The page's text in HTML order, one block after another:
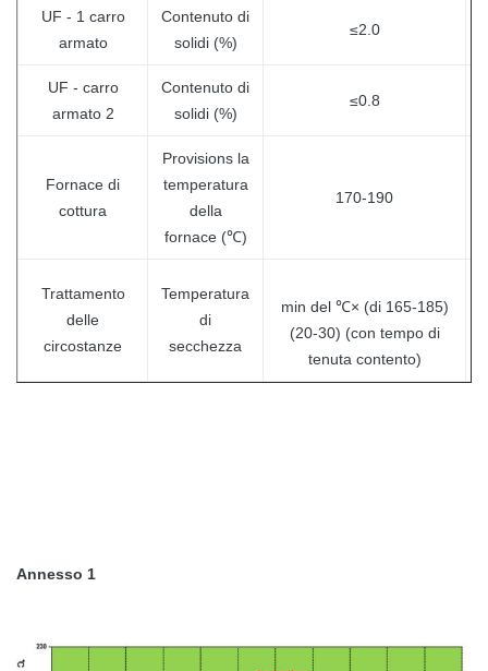
UF - 1 carro
armato
Contenuto di
solidi (%)
≤2.0
UF - carro
armato 2
Contenuto di
solidi (%)
≤0.8
Fornace di
cottura
Provisions la
temperatura
della
fornace (℃)
170-190
Trattamento
delle
circostanze
Temperatura
di
secchezza
min del ℃× (di 165-185)
(20-30) (con tempo di
tenuta contento)
Annesso 1